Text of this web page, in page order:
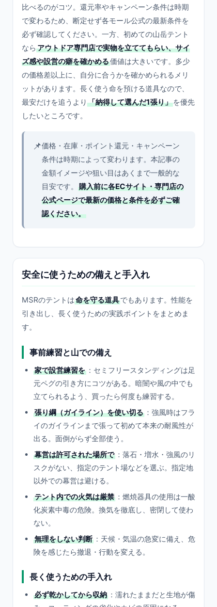
比べるのがコツ。還元率やキャンペーン条件は時期
で変わるため、断定せず各モール公式の最新条件を
必ず確認してください。一方、初めての山岳テント
なら アウトドア専門店で実物を立ててもらい、サイ
ズ感や設営の癖を確かめる価値は大きいです。多少
の価格差以上に、自分に合うかを確かめられるメリ
ットがあります。長く使う命を預ける道具なので、
最安だけを追うより 「納得して選んだ1張り」 を優先
したいところです。
📌価格・在庫・ポイント還元・キャンペーン
条件は時期によって変わります。本記事の
金額イメージや狙い目はあくまで一般的な
目安です。
購入前に各ECサイト・専門店の
公式ページで最新の価格と条件を必ずご確
認ください。
安全に使うための備えと手入れ
MSRのテントは命を守る道具でもあります。性能を
引き出し、長く使うための実践ポイントをまとめま
す。
事前練習と山での備え
家で設営練習を ：セミフリースタンディングは足
元ペグの引き方にコツがある。暗闇や風の中でも
立てられるよう、買ったら何度も練習する。
張り綱（ガイライン）を使い切る ：強風時はフラ
イのガイラインまで張って初めて本来の耐風性が
出る。面倒がらず全部使う。
幕営は許可された場所で ：落石・増水・強風のリ
スクがない、指定のテント場などを選ぶ。指定地
以外での幕営は避ける。
テント内での火気は厳禁 ：燃焼器具の使用は一酸
化炭素中毒の危険。換気を徹底し、密閉して使わ
ない。
無理をしない判断 ：天候・気温の急変に備え、危
険を感じたら撤退・行動を変える。
長く使うための手入れ
必ず乾かしてから収納 ：濡れたままだと生地が傷